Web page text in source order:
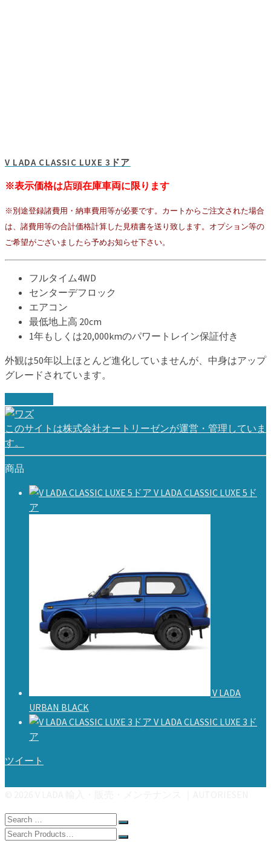
V LADA CLASSIC LUXE 3ドア
※表示価格は店頭在庫車両に限ります
※別途登録諸費用・納車費用等が必要です。カートからご注文された場合
は、諸費用等の合計価格計算した見積書を送り致します。オプション等の
ご希望がございましたら予めお知らせ下さい。
フルタイム4WD
センターデフロック
エアコン
最低地上高 20cm
1年もしくは20,000kmのパワートレイン保証付き
外観は50年以上ほとんど進化していませんが、中身はアップ
グレードされています。
このサイトは株式会社オートリーゼンが運営・管理していま
す。
商品
V LADA CLASSIC LUXE 5ド
ア
V LADA
URBAN BLACK
V LADA CLASSIC LUXE 3ド
ア
ツイート
Search
for:
Search